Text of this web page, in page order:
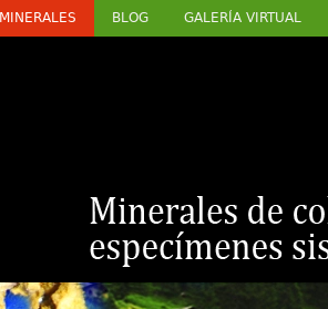
MINERALES BLOG GALERÍA VIRTUAL